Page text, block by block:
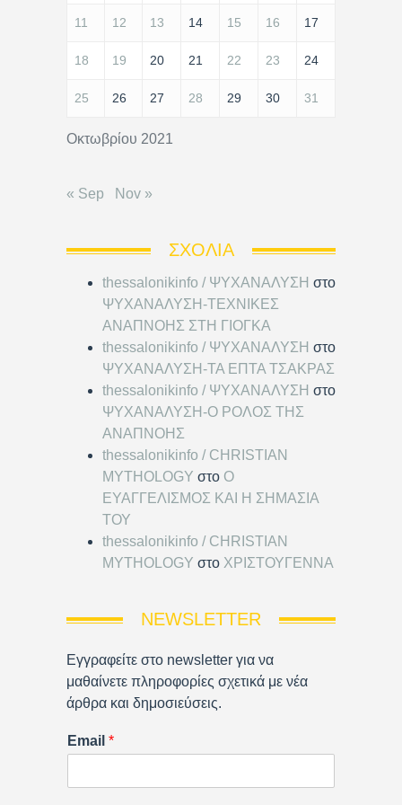
Οκτωβρίου 2021
11 12 13 14 15 16 17
18 19 20 21 22 23 24
25 26 27 28 29 30 31
« Sep Nov »
ΣΧΌΛΙΑ
thessalonikinfo / ΨΥΧΑΝΑΛΥΣΗ στο
ΨΥΧΑΝΑΛΥΣΗ-ΤΕΧΝΙΚΕΣ
ΑΝΑΠΝΟΗΣ ΣΤΗ ΓΙΟΓΚΑ
thessalonikinfo / ΨΥΧΑΝΑΛΥΣΗ στο
ΨΥΧΑΝΑΛΥΣΗ-ΤΑ ΕΠΤΑ ΤΣΑΚΡΑΣ
thessalonikinfo / ΨΥΧΑΝΑΛΥΣΗ στο
ΨΥΧΑΝΑΛΥΣΗ-Ο ΡΟΛΟΣ ΤΗΣ
ΑΝΑΠΝΟΗΣ
thessalonikinfo / CHRISTIAN
MYTHOLOGY στο Ο
ΕΥΑΓΓΕΛΙΣΜΟΣ ΚΑΙ Η ΣΗΜΑΣΙΑ
ΤΟΥ
thessalonikinfo / CHRISTIAN
MYTHOLOGY στο ΧΡΙΣΤΟΥΓΕΝΝΑ
NEWSLETTER
Εγγραφείτε στο newsletter για να
μαθαίνετε πληροφορίες σχετικά με νέα
άρθρα και δημοσιεύσεις.
Email *